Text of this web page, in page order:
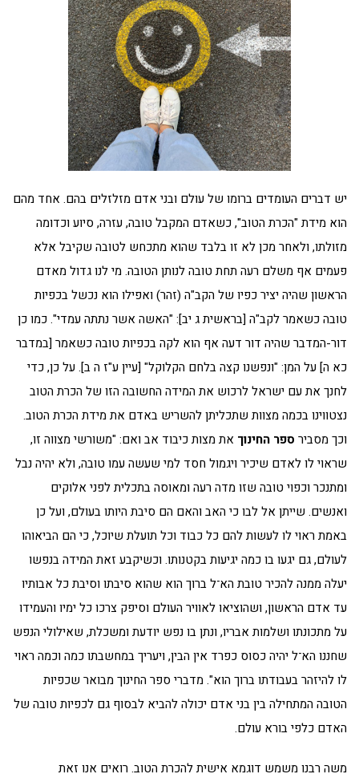
יש דברים העומדים ברומו של עולם ובני אדם מזלזלים בהם. אחד מהם
הוא מידת "הכרת הטוב", כשאדם המקבל טובה, עזרה, סיוע וכדומה
מזולתו, ולאחר מכן לא זו בלבד שהוא מתכחש לטובה שקיבל אלא
פעמים אף משלם רעה תחת טובה לנותן הטובה. מי לנו גדול מאדם
הראשון שהיה יציר כפיו של הקב"ה (זהר) ואפילו הוא נכשל בכפיות
טובה כשאמר לקב"ה [בראשית ג יב]: "האשה אשר נתתה עמדי". כמו כן
דור-המדבר שהיה דור דעה אף הוא לקה בכפיות טובה כשאמר [במדבר
כא ה] על המן: "ונפשנו קצה בלחם הקלוקל" [עיין ע"ז ה ב]. על כן, כדי
לחנך את עם ישראל לרכוש את המידה החשובה הזו של הכרת הטוב
נצטווינו בכמה מצוות שתכליתן להשריש באדם את מידת הכרת הטוב.
וכך מסביר ספר החינוך את מצות כיבוד אב ואם: "משורשי מצווה זו,
שראוי לו לאדם שיכיר ויגמול חסד למי שעשה עמו טובה, ולא יהיה נבל
ומתנכר וכפוי טובה שזו מדה רעה ומאוסה בתכלית לפני אלוקים
ואנשים. שייתן אל לבו כי האב והאם הם סיבת היותו בעולם, ועל כן
באמת ראוי לו לעשות להם כל כבוד וכל תועלת שיוכל, כי הם הביאוהו
לעולם, גם יגעו בו כמה יגיעות בקטנותו. וכשיקבע זאת המידה בנפשו
יעלה ממנה להכיר טובת הא־ל ברוך הוא שהוא סיבתו וסיבת כל אבותיו
עד אדם הראשון, ושהוציאו לאוויר העולם וסיפק צרכו כל ימיו והעמידו
על מתכונתו ושלמות אבריו, ונתן בו נפש יודעת ומשכלת, שאילולי הנפש
שחננו הא־ל יהיה כסוס כפרד אין הבין, ויעריך במחשבתו כמה וכמה ראוי
לו להיזהר בעבודתו ברוך הוא". מדברי ספר החינוך מבואר שכפיות
הטובה המתחילה בין בני אדם יכולה להביא לבסוף גם לכפיות טובה של
האדם כלפי בורא עולם.
משה רבנו משמש דוגמא אישית להכרת הטוב. רואים אנו זאת